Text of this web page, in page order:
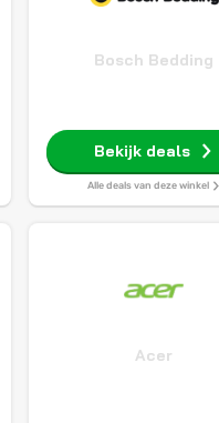
Bosch Bedding
Bekijk deals
Alle deals van deze winkel
Acer